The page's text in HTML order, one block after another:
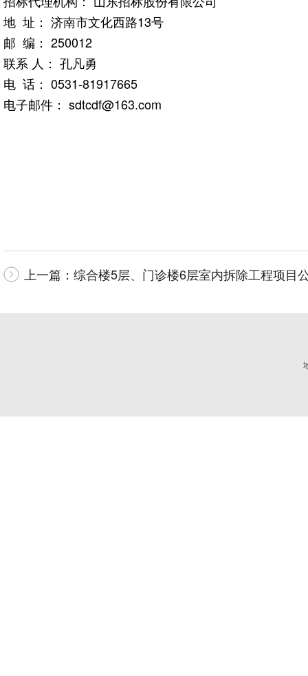
地 址： 济南市文化西路13号
邮 编： 250012
联系 人： 孔凡勇
电 话： 0531-81917665
电子邮件： sdtcdf@163.com
上一篇： 综合楼5层、门诊楼6层室内拆除工程项目